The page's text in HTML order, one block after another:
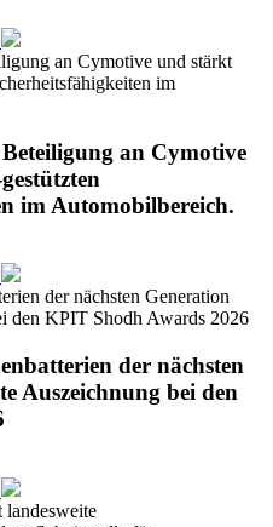
an Cymotive
im Automobilbereich.
der nächsten
Auszeichnung bei den